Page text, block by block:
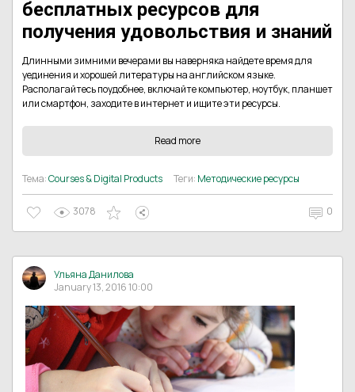
бесплатных ресурсов для
получения удовольствия и знаний
Длинными зимними вечерами вы наверняка найдете время для
уединения и хорошей литературы на английском языке.
Располагайтесь поудобнее, включайте компьютер, ноутбук, планшет
или смартфон, заходите в интернет и ищите эти ресурсы.
Read more
Тема:Courses & Digital Products Теги: Методические ресурсы
3078 0
Ульяна Данилова
January 13, 2016 10:00